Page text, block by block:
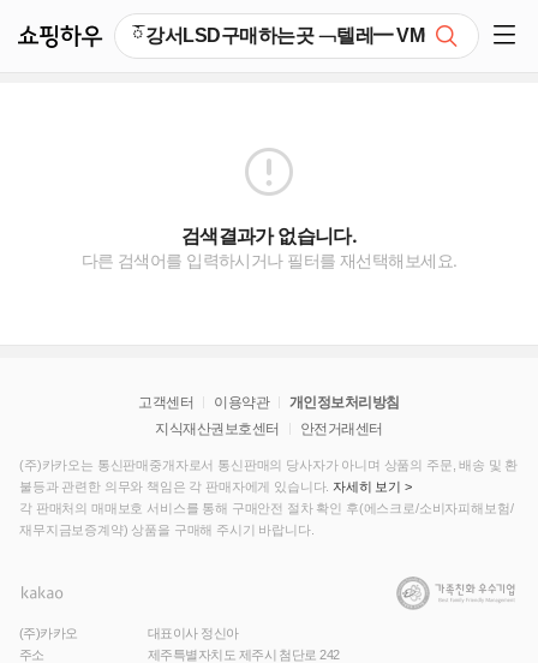
검색결과가 없습니다.
다른 검색어를 입력하시거나 필터를 재선택해보세요.
고객센터 이용약관
개인정보처리방침
지식재산권보호센터
안전거래센터
(주)카카오는 통신판매중개자로서 통신판매의 당사자가 아니며 상품의 주문, 배송 및 환
불등과 관련한 의무와 책임은 각 판매자에게 있습니다. 자세히 보기 >
각 판매처의 매매보호 서비스를 통해 구매안전 절차 확인 후(에스크로/소비자피해보험/
재무지금보증계약) 상품을 구매해 주시기 바랍니다.
(주)카카오
대표이사 정신아
주소
제주특별자치도 제주시 첨단로 242